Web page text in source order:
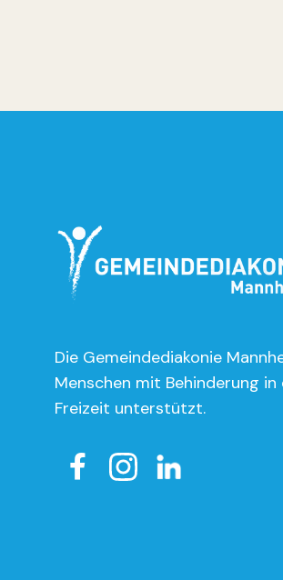
Die Gemeindediakonie
Menschen mit Behinderung
Freizeit unterstützt.
